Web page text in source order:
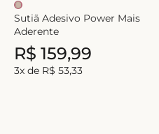
Sutiã Adesivo Power Mais
Aderente
R$ 159,99
3x de R$ 53,33